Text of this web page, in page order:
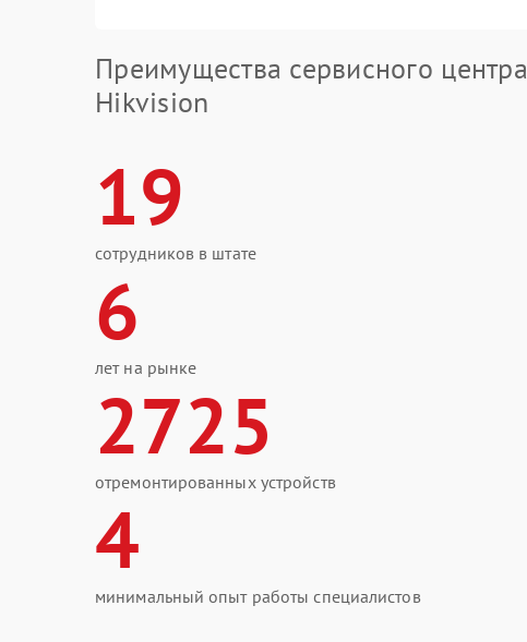
Преимущества сервисного центра
Hikvision
19
сотрудников в штате
6
лет на рынке
2725
отремонтированных устройств
4
минимальный опыт работы специалистов